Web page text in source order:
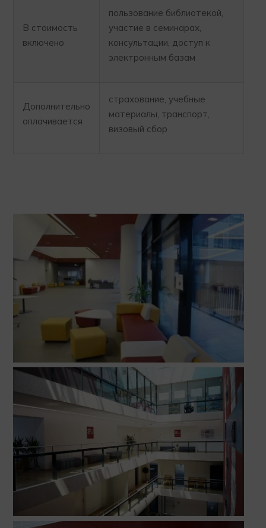
В стоимость
включено
пользование библиотекой,
участие в семинарах,
консультации, доступ к
электронным базам
Дополнительно
оплачивается
страхование, учебные
материалы, транспорт,
визовый сбор